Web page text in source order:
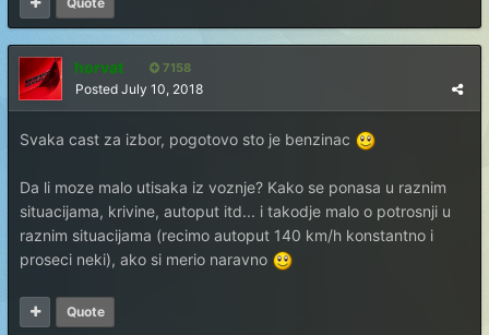
horvat 7158
Posted July 10, 2018
Svaka cast za izbor, pogotovo sto je benzinac
Da li moze malo utisaka iz voznje? Kako se ponasa u raznim
situacijama, krivine, autoput itd... i takodje malo o potrosnji u
raznim situacijama (recimo autoput 140 km/h konstantno i
proseci neki), ako si merio naravno
Quote